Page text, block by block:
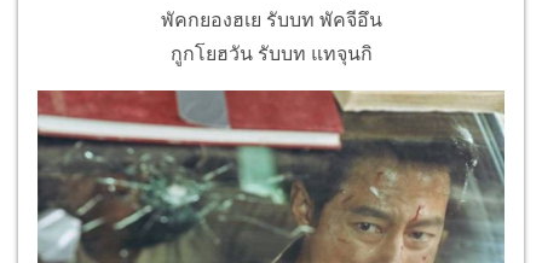
พัคกยองฮเย รับบท พัคจีอึน
กูกโยฮวัน รับบท แทจุนกิ